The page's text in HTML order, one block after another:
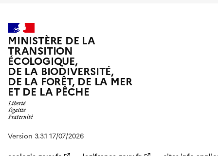
MINISTÈRE DE LA
TRANSITION
ÉCOLOGIQUE,
DE LA BIODIVERSITÉ,
DE LA FORÊT, DE LA MER
ET DE LA PÊCHE
Version 3.3.1 17/07/2026